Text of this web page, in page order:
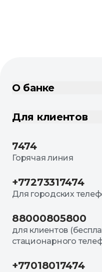
О банке
Для клиентов
7474
Горячая линия
+77273317474
Для городских
88000805800
для клиентов
стационарного
+77018017474